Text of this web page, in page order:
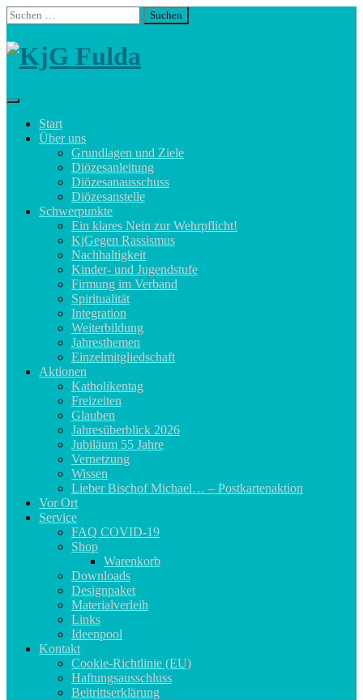
Skip
to
content
Suchen
nach:
Start
Über uns
Grundlagen und Ziele
Diözesanleitung
Diözesanausschuss
Diözesanstelle
Schwerpunkte
Ein klares Nein zur Wehrpflicht!
KjGegen Rassismus
Nachhaltigkeit
Kinder- und Jugendstufe
Firmung im Verband
Spiritualität
Integration
Weiterbildung
Jahresthemen
Einzelmitgliedschaft
Aktionen
Katholikentag
Freizeiten
Glauben
Jahresüberblick 2026
Jubiläum 55 Jahre
Vernetzung
Wissen
Lieber Bischof Michael… – Postkartenaktion
Vor Ort
Service
FAQ COVID-19
Shop
Warenkorb
Downloads
Designpaket
Materialverleih
Links
Ideenpool
Kontakt
Cookie-Richtlinie (EU)
Haftungsausschluss
Beitrittserklärung